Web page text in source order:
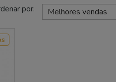
por: Melhores vendas